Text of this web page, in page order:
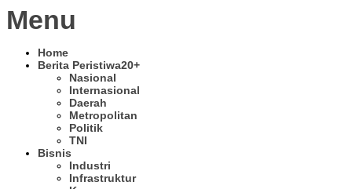
Menu
Home
Berita Peristiwa20+
Nasional
Internasional
Daerah
Metropolitan
Politik
TNI
Bisnis
Industri
Infrastruktur